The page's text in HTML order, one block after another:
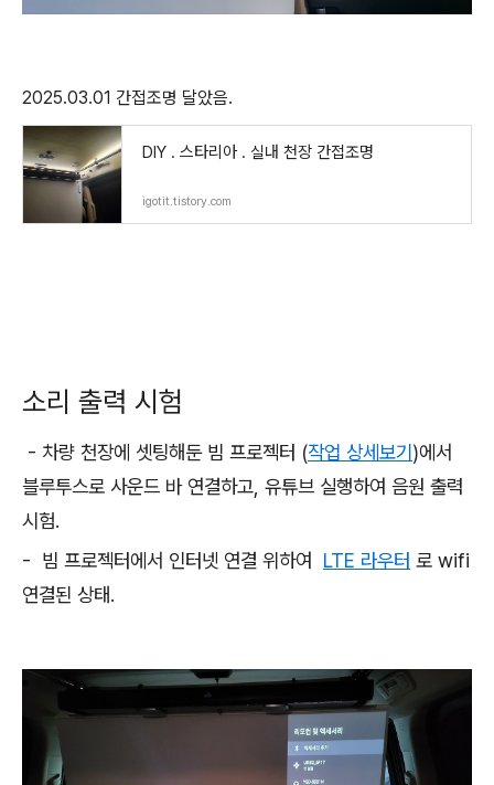
2025.03.01 간접조명 달았음.
DIY . 스타리아 . 실내 천장 간접조명
igotit.tistory.com
소리 출력 시험
- 차량 천장에 셋팅해둔 빔 프로젝터 (작업 상세보기 )에서
블루투스로 사운드 바 연결하고, 유튜브 실행하여 음원 출력
시험.
- 빔 프로젝터에서 인터넷 연결 위하여 LTE 라우터 로 wifi
연결된 상태.